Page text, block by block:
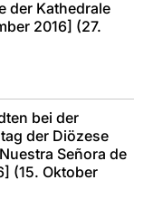
der Kathedrale
2016] (27.
bei der
der Diözese
Señora de
(15. Oktober